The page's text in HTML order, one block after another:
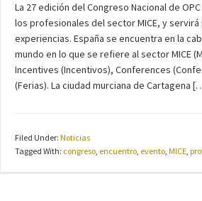
La 27 edición del Congreso Nacional de
los profesionales del sector MICE, y
experiencias. España se encuentra en la
mundo en lo que se refiere al sector MICE
Incentives (Incentivos), Conferences
(Ferias). La ciudad murciana de Cartagena
Filed Under: Noticias
Tagged With: congreso, encuentro, evento, MICE,